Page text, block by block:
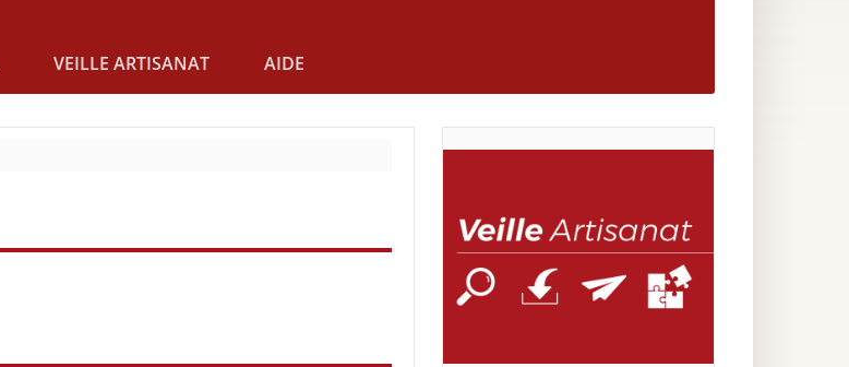
VEILLE ARTISANAT AIDE